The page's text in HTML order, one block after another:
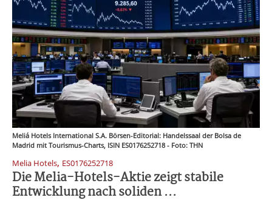
Meliá Hotels International S.A. Börsen-Editorial: Handelssaal der Bolsa de
Madrid mit Tourismus-Charts, ISIN ES0176252718 - Foto: THN
Melia Hotels, ES0176252718
Die Melia-Hotels-Aktie zeigt stabile
Entwicklung nach soliden ...